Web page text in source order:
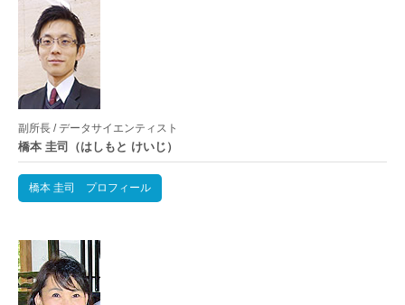
副所長 / データサイエンティスト
橋本 圭司（はしもと けいじ）
橋本 圭司 プロフィール